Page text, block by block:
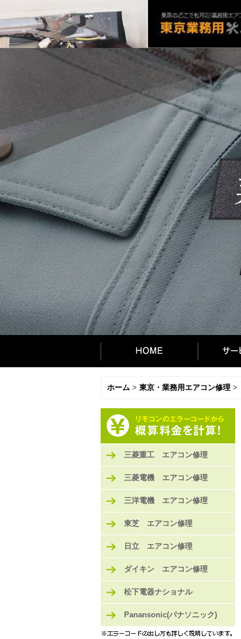
ホーム > 東京・業務用エアコン修理 >
三菱重工 エアコン修理
三菱電機 エアコン修理
三洋電機 エアコン修理
東芝 エアコン修理
日立 エアコン修理
ダイキン エアコン修理
松下電器ナショナル
Panansonic(パナソニック)